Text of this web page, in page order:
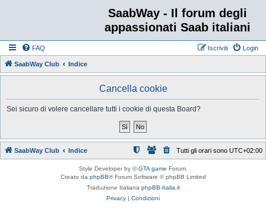
SaabWay - Il forum degli
appassionati Saab italiani
FAQ Login
Iscriviti
SaabWay Club Indice
Cancella cookie
Sei sicuro di volere cancellare tutti i cookie di questa Board?
SaabWay Club Indice Tutti gli orari sono UTC+02:00
Style Developer by ©GTA game Forum.
Creato da phpBB® Forum Software © phpBB Limited
Traduzione Italiana phpBB-Italia.it
Privacy | Condizioni